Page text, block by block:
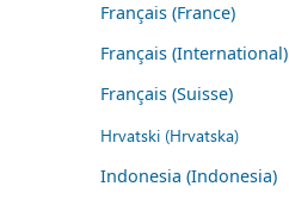
Français (France)
Français (International)
Français (Suisse)
Hrvatski (Hrvatska)
Indonesia (Indonesia)